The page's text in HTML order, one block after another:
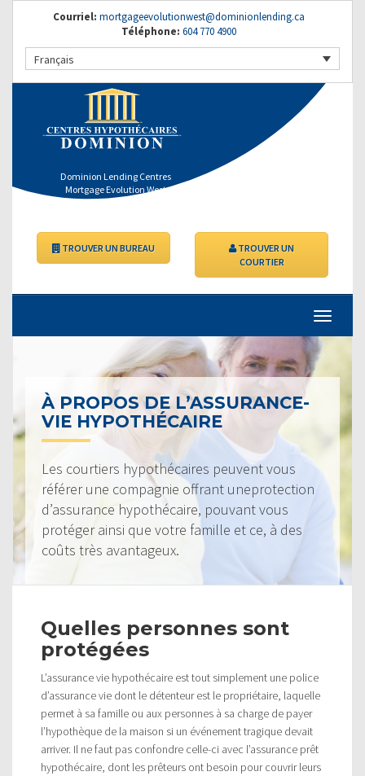
Courriel: mortgageevolutionwest@dominionlending.ca
Téléphone: 604 770 4900
Français
Dominion Lending Centres
Mortgage Evolution West
TROUVER UN BUREAU
TROUVER UN
COURTIER
À PROPOS DE L’ASSURANCE-
VIE HYPOTHÉCAIRE
Les courtiers hypothécaires peuvent vous
référer une compagnie offrant uneprotection
d’assurance hypothécaire, pouvant vous
protéger ainsi que votre famille et ce, à des
coûts très avantageux.
Quelles personnes sont
protégées
L’assurance vie hypothécaire est tout simplement une police
d’assurance vie dont le détenteur est le propriétaire, laquelle
permet à sa famille ou aux personnes à sa charge de payer
l’hypothèque de la maison si un événement tragique devait
arriver. Il ne faut pas confondre celle-ci avec l’assurance prêt
hypothécaire, dont les prêteurs ont besoin pour couvrir leurs